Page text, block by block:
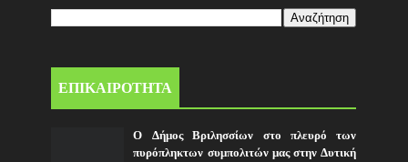
ΕΠΙΚΑΙΡΟΤΗΤΑ
Ο Δήμος Βριλησσίων στο πλευρό των
πυρόπληκτων συμπολιτών μας στην Δυτική